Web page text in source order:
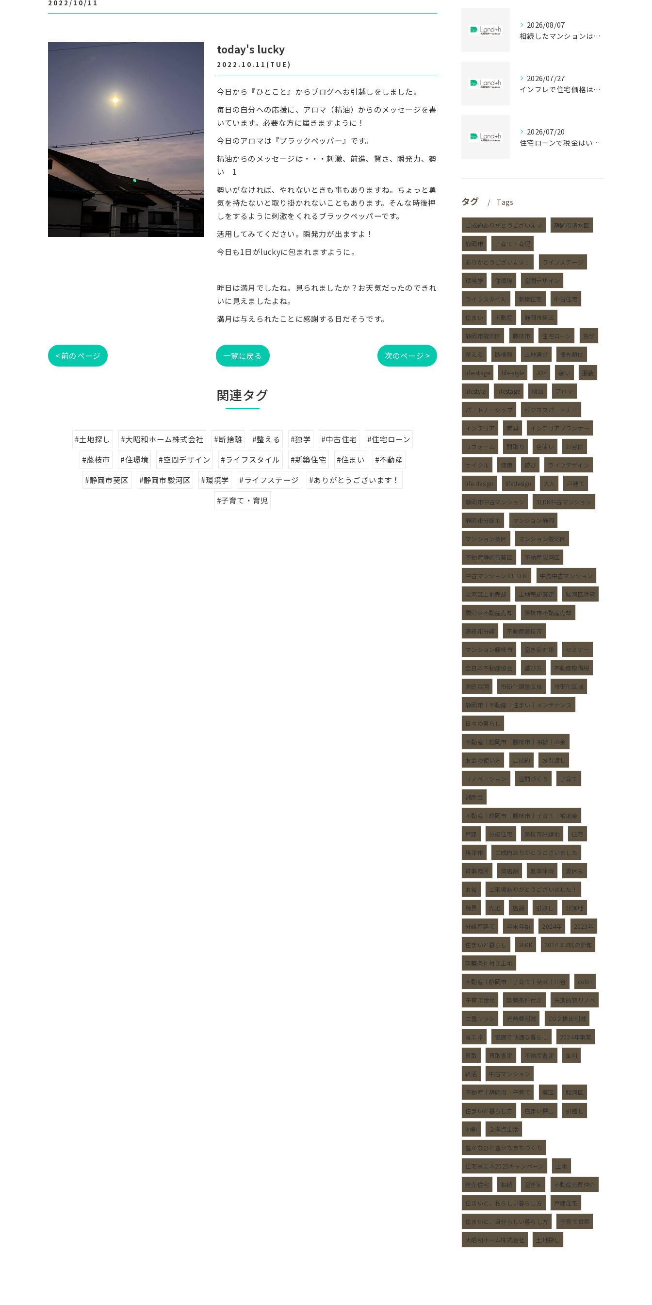
2022/10/11
today's lucky
2022.10.11(TUE)
今日から『ひとこと』からブログへお引越しをしました。
毎日の自分への応援に、アロマ（精油）からのメッセージを書
いています。必要な方に届きますように！
今日のアロマは『ブラックペッパー』です。
精油からのメッセージは・・・刺激、前進、賢さ、瞬発力、勢
い 1
勢いがなければ、やれないときも事もありますね。ちょっと勇
気を持たないと取り掛かれないこともあります。そんな時後押
しをするように刺激をくれるブラックペッパーです。
活用してみてください。瞬発力が出ますよ！
今日も1日がluckyに包まれますように。
昨日は満月でしたね。見られましたか？お天気だったのできれ
いに見えましたよね。
満月は与えられたことに感謝する日だそうです。
< 前のページ 一覧に戻る 次のページ >
関連タグ
#土地探し #大昭和ホーム株式会社 #断捨離 #整える #独学 #中古住宅
#住宅ローン
#藤枝市
#住環境 #空間デザイン #ライフスタイル #新築住宅 #住まい
#不動産
#静岡市葵区
#静岡市駿河区 #環境学 #ライフステージ
#ありがとうございます！
#子育て・育児
2026/08/07
相続したマンションはいつ売却する？税金で差が出る時期
2026/07/27
インフレで住宅価格は上がる？静岡で買う前に知る盲点
2026/07/20
住宅ローンで税金はいくら戻る？建売購入前の盲点
タグ Tags
ご成約ありがとうございます 静岡市清水区
静岡市 子育て・育児
ありがとうございます！ ライフステージ
環境学 住環境 空間デザイン
ライフスタイル 新築住宅 中古住宅
住まい 不動産 静岡市葵区
静岡市駿河区 藤枝市 住宅ローン 独学
整える 断捨離 土地選び 優先順位
life-stage life-style JOY 装い 服装
lifestyle lifestage 精油 アロマ
パートナーシップ ビジネスパートナー
インテリア 家具 インテリアプランナ―
リフォーム 間取り 色使い お客様
サイクル 健康 遊び ライフデザイン
life-design lifedesign 大人 戸建て
静岡市中古マンション 3LDK中古マンション
静岡市分譲地 マンション静岡
マンション葵区 マンション駿河区
不動産静岡市葵区 不動産駿河区
中古マンション3ＬＤＫ 中島中古マンション
駿河区土地売却 土地売却査定 駿河区賃貸
駿河区不動産売却 藤枝市不動産売却
藤枝市分譲 不動産藤枝市
マンション藤枝市 空き家対策 セミナー
全日本不動産協会 選び方 不動産取得税
家庭菜園 市街化調整区域 市街化区域
静岡市｜不動産｜住まい｜メンテナンス
日々の暮らし
不動産｜静岡市｜藤枝市｜相続｜お金
お金の使い方 ご成約 お引渡し
リノベーション 空間づくり 子育て
補助金
不動産｜静岡市｜藤枝市｜子育て｜補助金
戸建 分譲住宅 藤枝市分譲地 住宅
焼津市 ご成約ありがとうございました
貸事務所 貸店舗 夏季休暇 夏休み
お盆 ご来場ありがとうございました！
境界 売地 店舗 引渡し 分譲地
分譲戸建て 年末年始 2024年 2023年
住まいと暮らし 3LDK 2024.3.3桃の節句
建築条件付き土地
不動産｜静岡市｜子育て｜葵区｜川合 color
子育て世代 建築条件付き 先進的窓リノベ
二重サッシ 光熱費削減 CO２排出削減
省エネ 健康で快適な暮らし 2024年事業
買取 買取査定 不動産査定 金利
終活 中古マンション
不動産｜静岡市｜子育て 葵区 駿河区
住まいと暮らし方 住まい探し 引越し
沖縄 ２拠点生活
豊かなひと豊かなまちづくり
住宅省エネ2025キャンペーン 土地
建売住宅 相続 空き家 不動産売買仲介
住まいと、私らしい暮らし方 戸建住宅
住まいと、自分らしい暮らし方 子育て世帯
大昭和ホーム株式会社 土地探し